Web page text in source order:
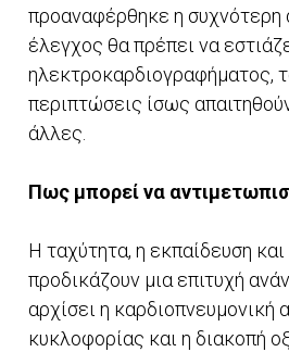
προαναφέρθηκε η συχνότερη
έλεγχος θα πρέπει να
ηλεκτροκαρδιογραφήματος,
περιπτώσεις ίσως
άλλες.
Πως μπορεί να
Η ταχύτητα, η εκπαίδευση
προδικάζουν μια επιτυχή
αρχίσει η καρδιοπνευμονική
κυκλοφορίας και η διακοπή